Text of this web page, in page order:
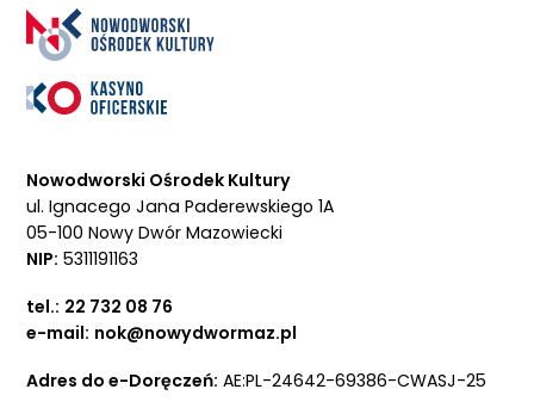
Nowodworski Ośrodek Kultury
ul. Ignacego Jana Paderewskiego 1A
05-100 Nowy Dwór Mazowiecki
NIP: 5311191163
tel.: 22 732 08 76
e-mail: nok@nowydwormaz.pl
Adres do e-Doręczeń: AE:PL-24642-69386-CWASJ-25